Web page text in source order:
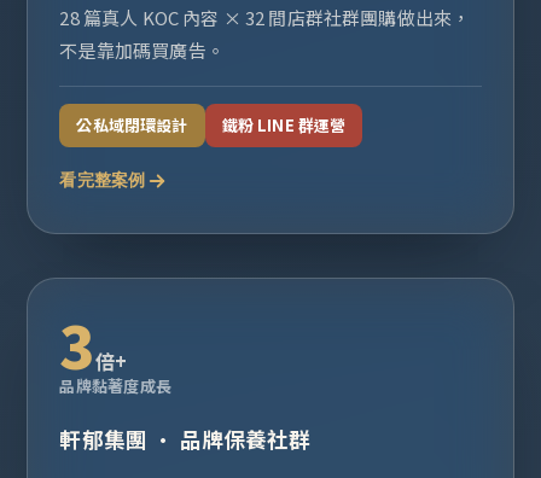
28 篇真人 KOC 內容 × 32 間店群社群團購做出來，
不是靠加碼買廣告。
公私域閉環設計 鐵粉 LINE 群運營
看完整案例
3倍+
品牌黏著度成長
軒郁集團 · 品牌保養社群